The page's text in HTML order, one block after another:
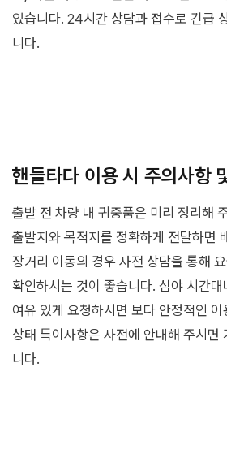
있습니다. 24시간 상담과 접수로 긴급
니다.
핸들타다 이용 시 주의사항
출발 전 차량 내 귀중품은 미리 정리해
출발지와 목적지를 정확하게 전달하면
장거리 이동의 경우 사전 상담을 통해
확인하시는 것이 좋습니다. 심야 시간
여유 있게 요청하시면 보다 안정적인
상태 특이사항은 사전에 안내해 주시면
니다.